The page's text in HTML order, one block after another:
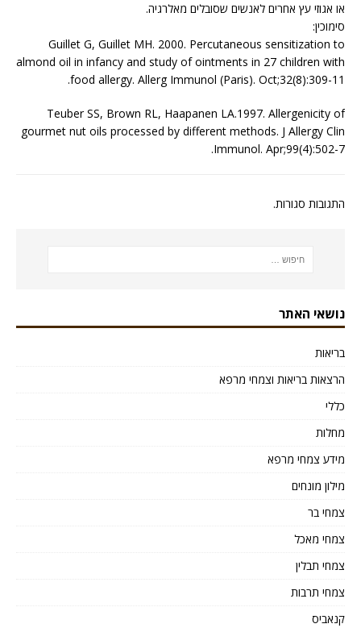
או אגוזי עץ אחרים לאנשים שסובלים מאלרגיה.
סימוכין:
Guillet G, Guillet MH. 2000. Percutaneous sensitization to
almond oil in infancy and study of ointments in 27 children with
food allergy. Allerg Immunol (Paris). Oct;32(8):309-11.
Teuber SS, Brown RL, Haapanen LA.1997. Allergenicity of
gourmet nut oils processed by different methods. J Allergy Clin
Immunol. Apr;99(4):502-7.
התגובות סגורות.
נושאי האתר
בריאות
הרצאות בריאות וצמחי מרפא
כללי
מחלות
מידע צמחי מרפא
מילון מונחים
צמחי בר
צמחי מאכל
צמחי תבלין
צמחי תרבות
קנאביס